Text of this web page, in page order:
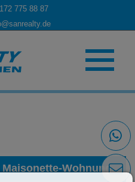
775 88 87
BEREITS VERMIETET | Maisonette-Wohnung in zentraler und dennoch ruhiger Lage von Eschweiler